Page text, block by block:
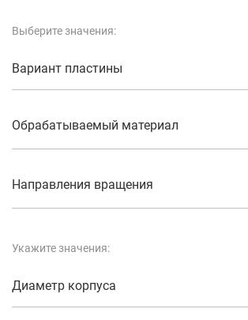
Выберите значения:
Вариант пластины
Обрабатываемый материал
Направления вращения
Укажите значения:
Диаметр корпуса